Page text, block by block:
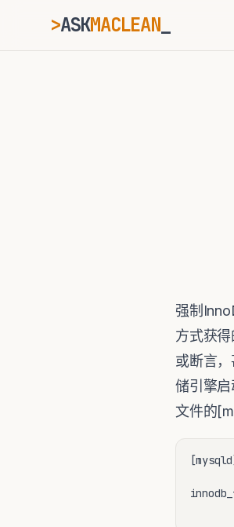
>ASKMACLEAN
强制
方式获
或断言
储引擎
文件的